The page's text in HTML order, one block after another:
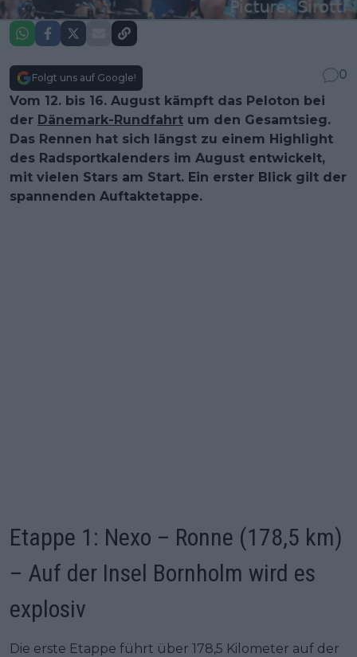
Folgt uns auf Google!
0
Vom 12. bis 16. August kämpft das Peloton bei
der Dänemark-Rundfahrt um den Gesamtsieg.
Das Rennen hat sich längst zu einem Highlight
des Radsportkalenders im August entwickelt,
mit vielen Stars am Start. Ein erster Blick gilt der
spannenden Auftaktetappe.
Etappe 1: Nexo – Ronne (178,5 km)
– Auf der Insel Bornholm wird es
explosiv
Die erste Etappe führt über 178,5 Kilometer auf der